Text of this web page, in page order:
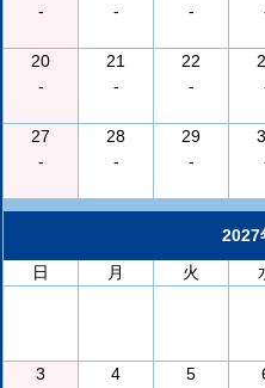
-
-
-
20
-
21
-
22
-
27
-
28
-
29
-
2027
日
月 火
3
4
5